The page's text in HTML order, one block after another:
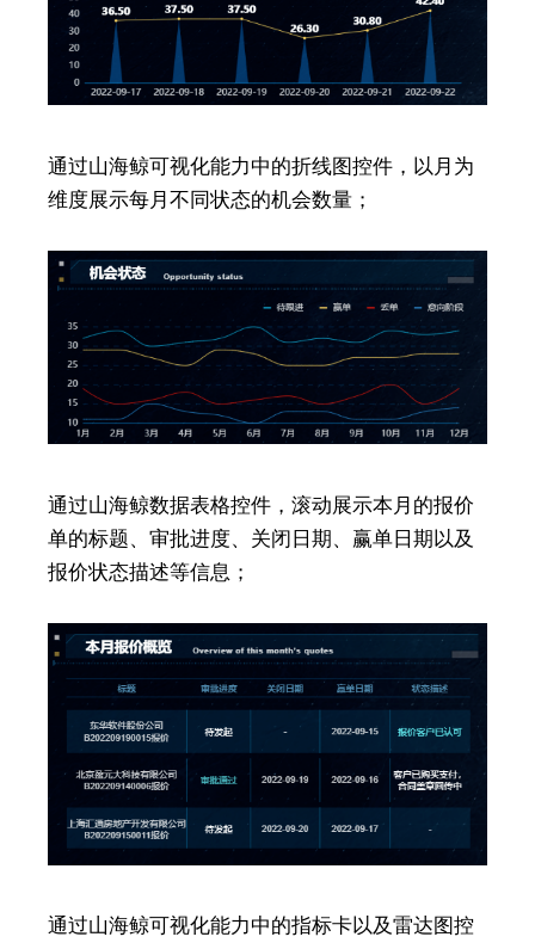
通过山海鲸可视化能力中的折线图控件，以月为
维度展示每月不同状态的机会数量；
通过山海鲸数据表格控件，滚动展示本月的报价
单的标题、审批进度、关闭日期、赢单日期以及
报价状态描述等信息；
通过山海鲸可视化能力中的指标卡以及雷达图控